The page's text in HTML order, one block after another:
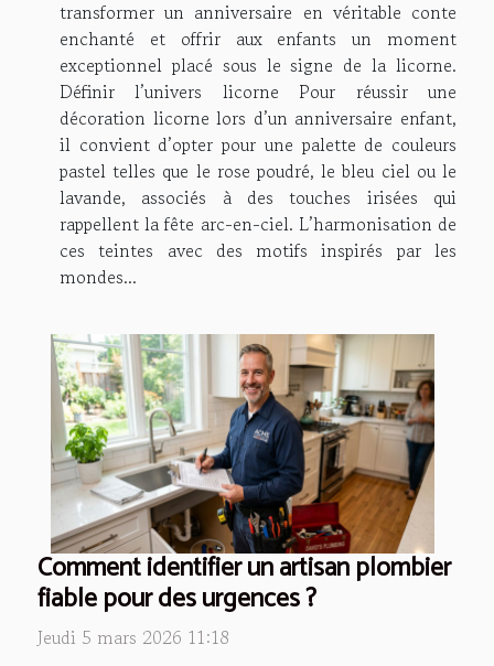
transformer un anniversaire en véritable conte
enchanté et offrir aux enfants un moment
exceptionnel placé sous le signe de la licorne.
Définir l’univers licorne Pour réussir une
décoration licorne lors d’un anniversaire enfant,
il convient d’opter pour une palette de couleurs
pastel telles que le rose poudré, le bleu ciel ou le
lavande, associés à des touches irisées qui
rappellent la fête arc-en-ciel. L’harmonisation de
ces teintes avec des motifs inspirés par les
mondes...
Comment identifier un artisan plombier
fiable pour des urgences ?
Jeudi 5 mars 2026 11:18